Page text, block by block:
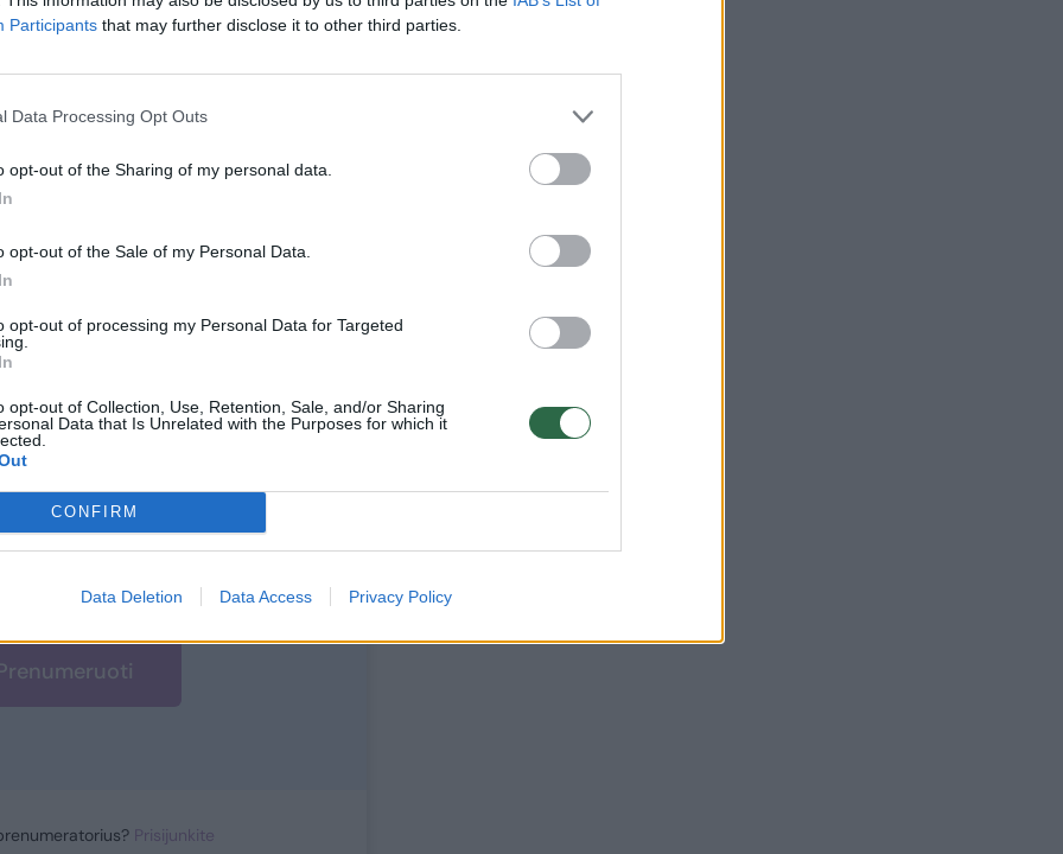
Participants that may further disclose it to other third parties.
Data Processing Opt Outs
opt-out of the Sharing of my personal data.
opt-out of the Sale of my Personal Data.
opt-out of processing my Personal Data for Targeted
opt-out of Collection, Use, Retention, Sale, and/or Sharing
Data that Is Unrelated with the Purposes for which it
CONFIRM
Data Deletion Data Access Privacy Policy
ir seniau, kaip ir jos sesuo, mama
amatai ir įvairūs rankdarbiai – ta
dieną užsinorėjau kažką pasisiūti
kokia ji brangi, šios minties
skaityti
toliau?
mūsų bendruomenės
prenumeratoriumi
1
Prisijunkite